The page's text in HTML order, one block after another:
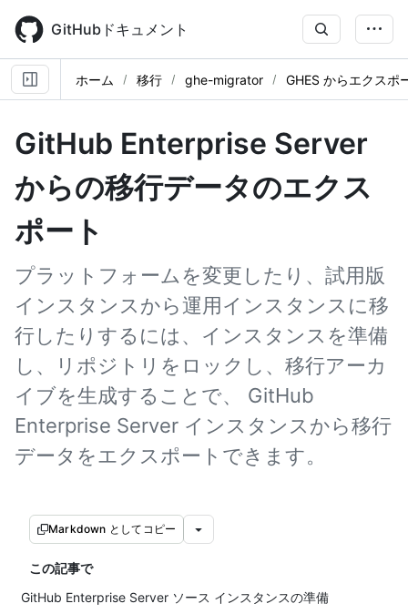
main
content
GitHubドキュメント
ホーム 移行 ghe-migrator GHES からエクスポ
GitHub Enterprise Server
からの移行データのエクス
ポート
プラットフォームを変更したり、試用版
インスタンスから運用インスタンスに移
行したりするには、インスタンスを準備
し、リポジトリをロックし、移行アーカ
イブを生成することで、 GitHub
Enterprise Server インスタンスから移行
データをエクスポートできます。
Markdown としてコピー
この記事で
GitHub Enterprise Server ソース インスタンスの準備